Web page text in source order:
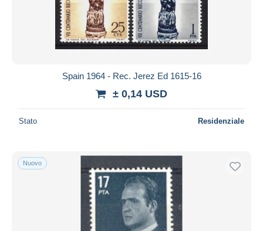
Spain 1964 - Rec. Jerez Ed 1615-16
± 0,14 USD
Stato Residenziale
Nuovo